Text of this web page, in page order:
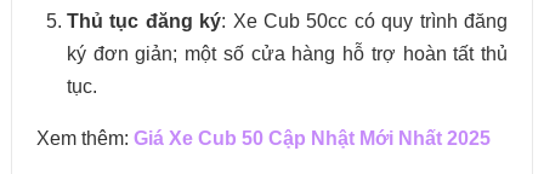
Thủ tục đăng ký: Xe Cub 50cc có quy trình đăng
ký đơn giản; một số cửa hàng hỗ trợ hoàn tất thủ
tục.
Xem thêm: Giá Xe Cub 50 Cập Nhật Mới Nhất 2025